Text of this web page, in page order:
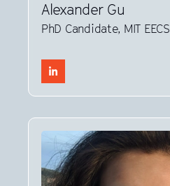
Alexander Gu
PhD Candidate, MIT EECS